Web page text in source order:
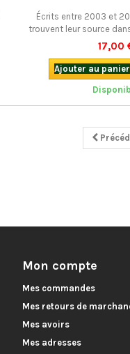
Écrits entre 2003 et
trouvent leur source
vie et les souvenirs de
la musique et la lecture
"Une voix
terriblement humaine,
Eric Fraj.En
17,00
Ajouter au panier
Mon compte
Mes commandes
Mes retours de
Mes avoirs
Mes adresses